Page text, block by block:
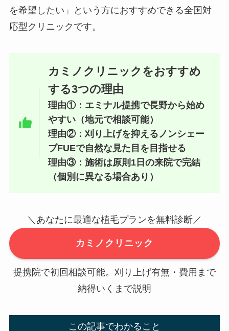
を希望したい」という方におすすめできる全国対
応型クリニックです。
カミノクリニックをおすすめ
する3つの理由
理由①：エミナル提携で長野から始め
やすい（地元で相談可能）
理由②：刈り上げを抑えるノンシェー
ブFUEで自然な見た目を目指せる
理由③：施術は原則1日の来院で完結
（個別に異なる場合あり）
＼あなたに最適な植毛プランを無料診断／
カミノクリニック
提携院で初回相談可能。刈り上げ有無・費用まで
納得いくまで説明
この記事でわかること